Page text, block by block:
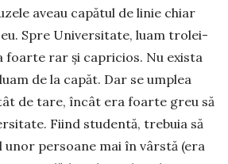
aveau capătul de linie chiar
Spre Universitate, luam trolei­
foarte rar și capri­cios. Nu exista
de la capăt. Dar se umplea
de tare, încât era foarte greu să
Fiind studentă, trebuia să
unor persoane mai în vârstă (era